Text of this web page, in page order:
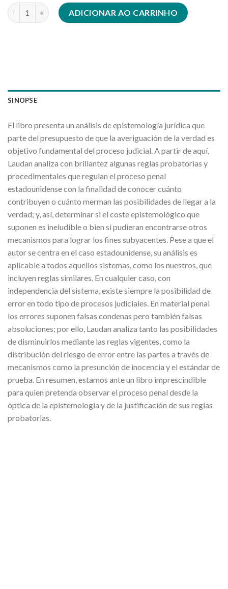
Verdad, error y proceso penal quantidade
ADICIONAR AO CARRINHO
SINOPSE
El libro presenta un análisis de epistemología jurídica que
parte del presupuesto de que la averiguación de la verdad es
objetivo fundamental del proceso judicial. A partir de aquí,
Laudan analiza con brillantez algunas reglas probatorias y
procedimentales que regulan el proceso penal
estadounidense con la finalidad de conocer cuánto
contribuyen o cuánto merman las posibilidades de llegar a la
verdad; y, así, determinar si el coste epistemológico que
suponen es ineludible o bien si pudieran encontrarse otros
mecanismos para lograr los fines subyacentes. Pese a que el
autor se centra en el caso estadounidense, su análisis es
aplicable a todos aquellos sistemas, como los nuestros, que
incluyen reglas similares. En cualquier caso, con
independencia del sistema, existe siempre la posibilidad de
error en todo tipo de procesos judiciales. En material penal
los errores suponen falsas condenas pero también falsas
absoluciones; por ello, Laudan analiza tanto las posibilidades
de disminuirlos mediante las reglas vigentes, como la
distribución del riesgo de error entre las partes a través de
mecanismos como la presunción de inocencia y el estándar de
prueba. En resumen, estamos ante un libro imprescindible
para quien pretenda observar el proceso penal desde la
óptica de la epistemología y de la justificación de sus reglas
probatorias.